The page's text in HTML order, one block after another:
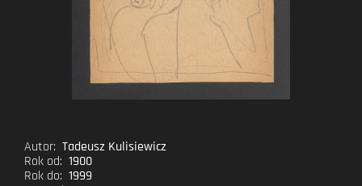
Autor: Tadeusz Kulisiewicz
Rok od: 1900
Rok do: 1999